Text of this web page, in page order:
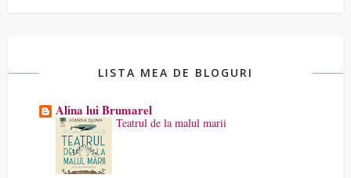
LISTA MEA DE BLOGURI
Alina lui Brumarel
Teatrul de la malul marii